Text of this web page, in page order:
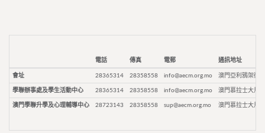
電話 傳真 電郵 通訊地址
會址 28365314 28358558 info@aecm.org.mo 澳門亞利鴉架街9
學聯辦事處及學生活動中心 28365314 28358558 info@aecm.org.mo 澳門慕拉士大馬
澳門學聯升學及心理輔導中心 28723143 28358558 sup@aecm.org.mo 澳門慕拉士大馬